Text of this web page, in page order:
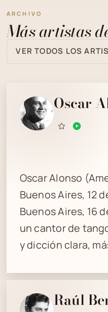
ARCHIVO
Más artistas
VER TODOS LOS
Oscar
Oscar Alonso
Buenos Aires, 12
Buenos Aires, 16
un cantor de
y dicción clara,
Raúl